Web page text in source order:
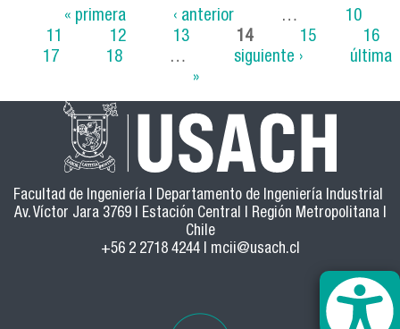
Páginas
« primera ‹ anterior …
10
11
12 13 14 15
16
17
18 … siguiente ›
última
»
Facultad de Ingeniería | Departamento de Ingeniería Industrial
Av. Víctor Jara 3769 | Estación Central | Región Metropolitana |
Chile
+56 2 2718 4244 | mcii@usach.cl